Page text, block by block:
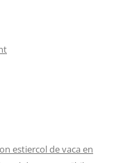
estiercol de vaca en